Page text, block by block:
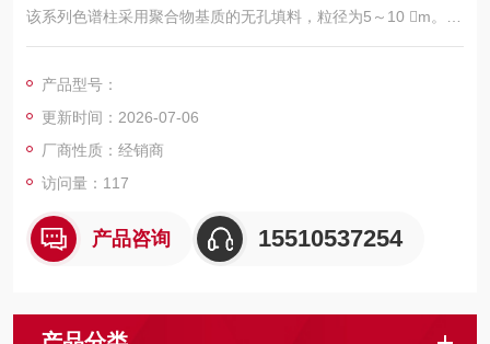
该系列色谱柱采用聚合物基质的无孔填料，粒径为5～10 m。10
cm规格柱的分离性能超高；3.5 cm规格柱可在1分钟内完成分析
的质量控制、生产工艺中的在线监测。柱压低，适合在半微量液
相色谱系统上使用。
产品型号：
更新时间：2026-07-06
厂商性质：经销商
访问量：117
产品咨询 15510537254